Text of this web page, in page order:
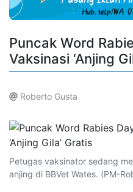
Puncak Word
Vaksinasi ‘Anjing
Roberto Gusta
Petugas vaksinator sedang
anjing di BBVet Wates. (PM-